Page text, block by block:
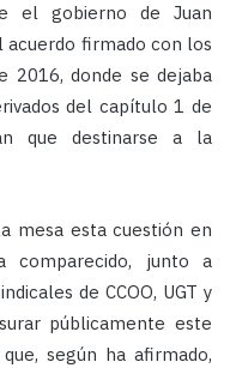
el gobierno de Juan
acuerdo firmado con los
2016, donde se dejaba
del capítulo 1 de
que destinarse a la
mesa esta cuestión en
comparecido, junto a
de CCOO, UGT y
públicamente este
según ha afirmado,